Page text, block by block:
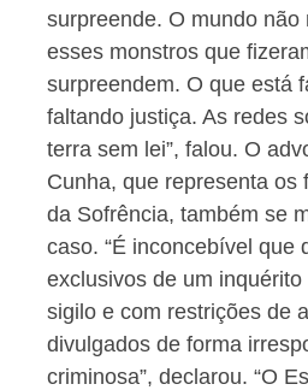
surpreende. O mundo não
esses monstros que
surpreendem. O que está
faltando justiça. As redes
terra sem lei”, falou. O
Cunha, que representa os
da Sofrência, também se
caso. “É inconcebível que
exclusivos de um
sigilo e com restrições de
divulgados de forma
criminosa”, declarou. “O